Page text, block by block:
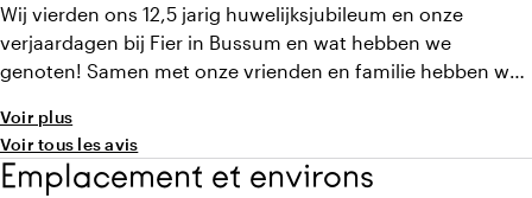
Wij vierden ons 12,5 jarig huwelijksjubileum en onze
verjaardagen bij Fier in Bussum en wat hebben we
genoten! Samen met onze vrienden en familie hebben we
hoogtepunten de rondleiding op het fort, het lekkere eten
en de goochelaar. Het personeel is ontzettend vriendelijk
en heeft ervoor gezorgd dat het ons én onze gasten aan
Voir plus
Voir tous les avis
Emplacement et environs